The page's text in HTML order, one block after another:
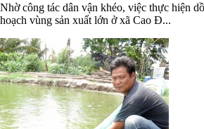
Nhờ công tác dân vận khéo, việc thực hiện
hoạch vùng sản xuất lớn ở xã Cao Đ...